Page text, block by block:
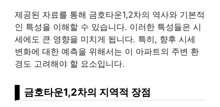
제공된 자료를 통해 금호타운1,2차의 역사와 기본적
인 특성을 이해할 수 있습니다. 이러한 특성들은 시
세에도 큰 영향을 미치게 됩니다. 특히, 향후 시세
변화에 대한 예측을 위해서는 이 아파트의 주변 환
경도 고려해야 할 요소입니다.
금호타운1,2차의 지역적 장점